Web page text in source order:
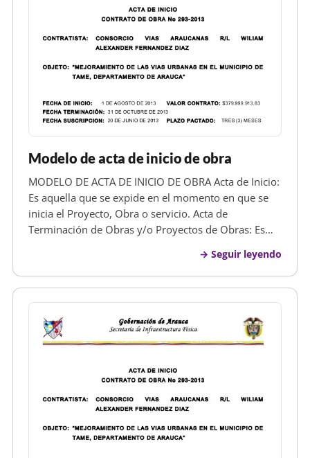
Modelo de acta de inicio de obra
MODELO DE ACTA DE INICIO DE OBRA Acta de Inicio:
Es aquella que se expide en el momento en que se
inicia el Proyecto, Obra o servicio. Acta de
Terminación de Obras y/o Proyectos de Obras: Es
Proyectos de Obras. Acta de Paralización o Prórroga:
Es aquella que se expi…
Seguir leyendo